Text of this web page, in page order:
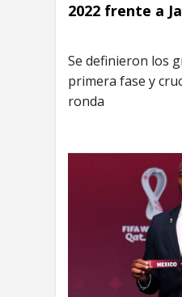
2022 frente a
Se definieron los
primera fase y
ronda